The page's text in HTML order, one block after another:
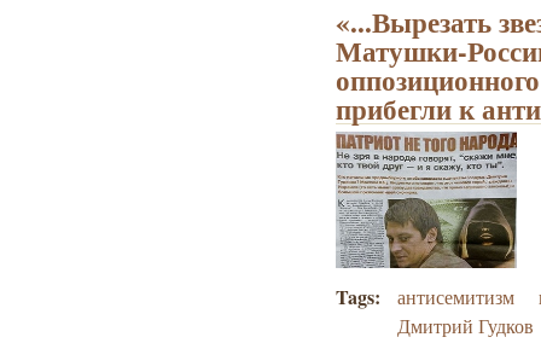
«...Вырезать
Матушки-
прибегли к
Tags: антисемитизм
Дмитрий Гудков